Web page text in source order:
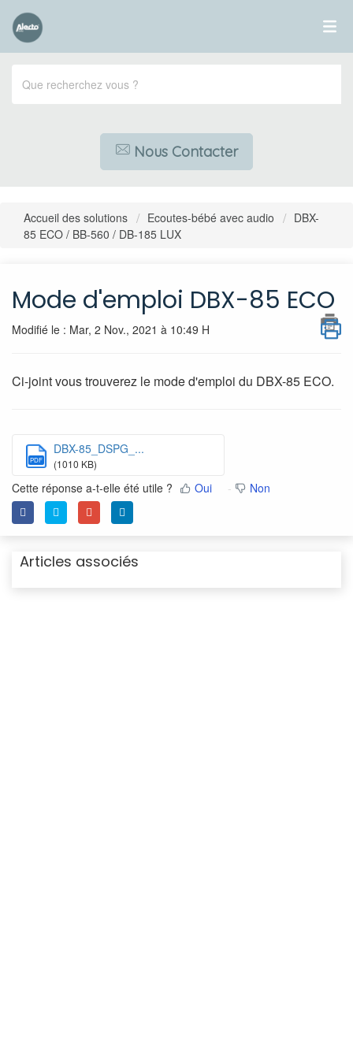
Nous Contacter
Accueil des solutions Ecoutes-bébé avec audio
DBX-
85 ECO / BB-560 / DB-185 LUX
Mode d'emploi DBX-85 ECO
Modifié le : Mar, 2 Nov., 2021 à 10:49 H
Ci-joint vous trouverez le mode d'emploi du DBX-85 ECO.
PDF
DBX-85_DSPG_...
(1010 KB)
Cette réponse a-t-elle été utile ? Oui Non
Articles associés